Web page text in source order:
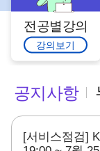
전공별강의
강의보기
공지사항
[서비스점검]